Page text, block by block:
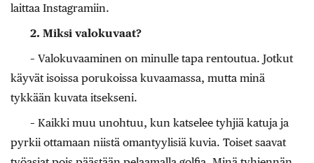
laittaa Instagramiin.
2. Miksi valokuvaat?
– Valokuvaaminen on minulle tapa rentoutua. Jotkut
käyvät isoissa porukoissa kuvaamassa, mutta minä
tykkään kuvata itsekseni.
– Kaikki muu unohtuu, kun katselee tyhjiä katuja ja
pyrkii ottamaan niistä omantyylisiä kuvia. Toiset saavat